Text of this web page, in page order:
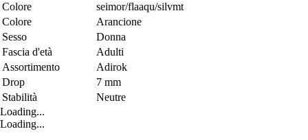
Colore
seimor/flaaqu/silvmt
Colore
Arancione
Sesso
Donna
Fascia d'età
Adulti
Assortimento
Adirok
Drop
7 mm
Stabilità
Neutre
Loading...
Loading...